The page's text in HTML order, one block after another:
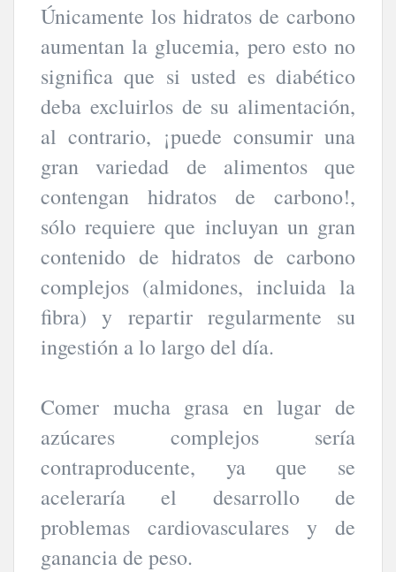
Únicamente los hidratos de carbono
aumentan la glucemia, pero esto no
significa que si usted es diabético
deba excluirlos de su alimentación,
al contrario, ¡puede consumir una
gran variedad de alimentos que
contengan hidratos de carbono!,
sólo requiere que incluyan un gran
contenido de hidratos de carbono
complejos (almidones, incluida la
fibra) y repartir regularmente su
ingestión a lo largo del día.
Comer mucha grasa en lugar de
azúcares complejos sería
contraproducente, ya que se
aceleraría el desarrollo de
problemas cardiovasculares y de
ganancia de peso.